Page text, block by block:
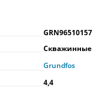
GRN96510157
Скважинные
Grundfos
4,4